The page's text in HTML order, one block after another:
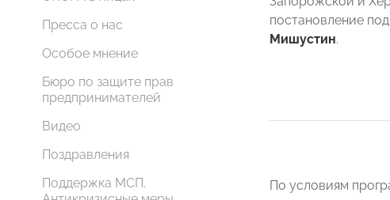
Пресса о нас
Особое мнение
Бюро по защите прав
предпринимателей
Видео
Поздравления
Поддержка МСП.
постановление
Мишустин.
По условиям